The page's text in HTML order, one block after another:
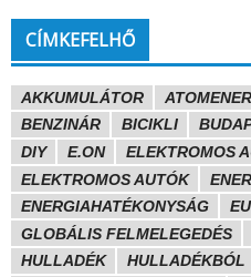
CÍMKEFELHŐ
AKKUMULÁTOR
BENZINÁR
BICIKLI
DIY
E.ON
ELEKTROMOS
ELEKTROMOS AUTÓK
ENERGIAHATÉKONYSÁG
EU
GLOBÁLIS FELMELEGEDÉS
HULLADÉK
HULLADÉKBÓL